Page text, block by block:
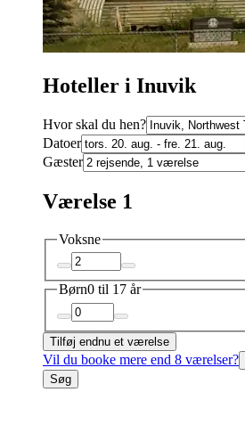
Hoteller i Inuvik
Hvor skal du hen?
Datoer
Gæster
Værelse 1
Voksne
Børn0 til 17 år
Tilføj endnu et værelse
Vil du booke mere end 8 værelser?
Søg